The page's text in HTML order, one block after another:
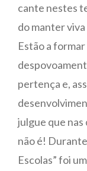
cante nestes
do manter
Estão a
pertença e,
julgue que nas
não é!
Escolas” foi